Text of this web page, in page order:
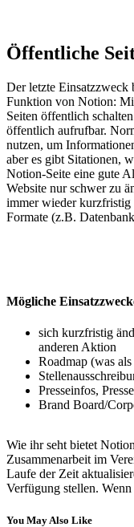
Öffentliche
Der letzte Einsatzzweck
Funktion von Notion:
Seiten öffentlich
öffentlich aufrufbar.
nutzen, um
aber es gibt Sitationen,
Notion-Seite eine gute
Website nur schwer zu
immer wieder kurzfristig
Formate (z.B.
Mögliche
sich kurzfristig
anderen Aktion
Roadmap (was
Presseinfos,
Brand Board/
Wie ihr seht bietet
Zusammenarbeit im
Laufe der Zeit
Verfügung stellen.
You May Also Like